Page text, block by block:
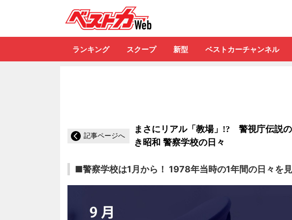
ランキング スクープ 新型 ベストカーチャンネル
記事ページへ
まさにリアル「教場」!? 警視庁伝説
き昭和 警察学校の日々
■警察学校は1月から！ 1978年当時の1年間の日々を